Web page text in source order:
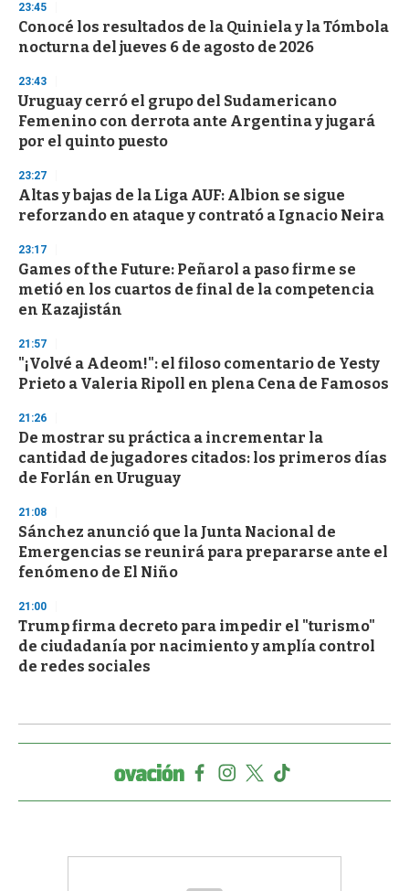
d
s
o
f
3
s
e
c
o
d
s
23:45
Conocé los resultados de la Quiniela y la Tómbola
nocturna del jueves 6 de agosto de 2026
23:43
Uruguay cerró el grupo del Sudamericano
Femenino con derrota ante Argentina y jugará
por el quinto puesto
23:27
Altas y bajas de la Liga AUF: Albion se sigue
reforzando en ataque y contrató a Ignacio Neira
23:17
Games of the Future: Peñarol a paso firme se
metió en los cuartos de final de la competencia
en Kazajistán
21:57
"¡Volvé a Adeom!": el filoso comentario de Yesty
Prieto a Valeria Ripoll en plena Cena de Famosos
21:26
De mostrar su práctica a incrementar la
cantidad de jugadores citados: los primeros días
de Forlán en Uruguay
21:08
Sánchez anunció que la Junta Nacional de
Emergencias se reunirá para prepararse ante el
fenómeno de El Niño
21:00
Trump firma decreto para impedir el "turismo"
de ciudadanía por nacimiento y amplía control
de redes sociales